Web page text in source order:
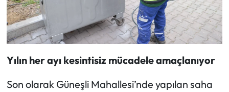
Yılın her ayı kesintisiz mücadele amaçlanıyor
Son olarak Güneşli Mahallesi’nde yapılan saha